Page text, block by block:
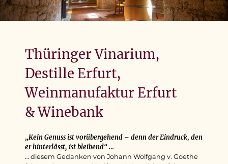
Thüringer Vinarium,
Destille Erfurt,
Weinmanufaktur Erfurt
& Winebank
„Kein Genuss ist vorübergehend – denn der Eindruck, den
er hinterlässt, ist bleibend“ …
… diesem Gedanken von Johann Wolfgang v. Goethe